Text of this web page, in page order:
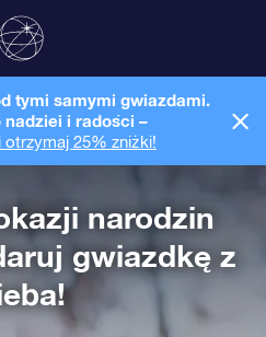
tymi samymi gwiazdami.
nadziei i radości –
otrzymaj 25% zniżki!
narodzin
gwiazdkę z